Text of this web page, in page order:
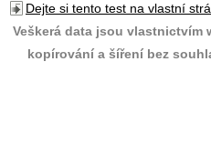
Dejte si tento test na vlastní
Veškerá data jsou vlastnictvím
kopírování a šíření bez